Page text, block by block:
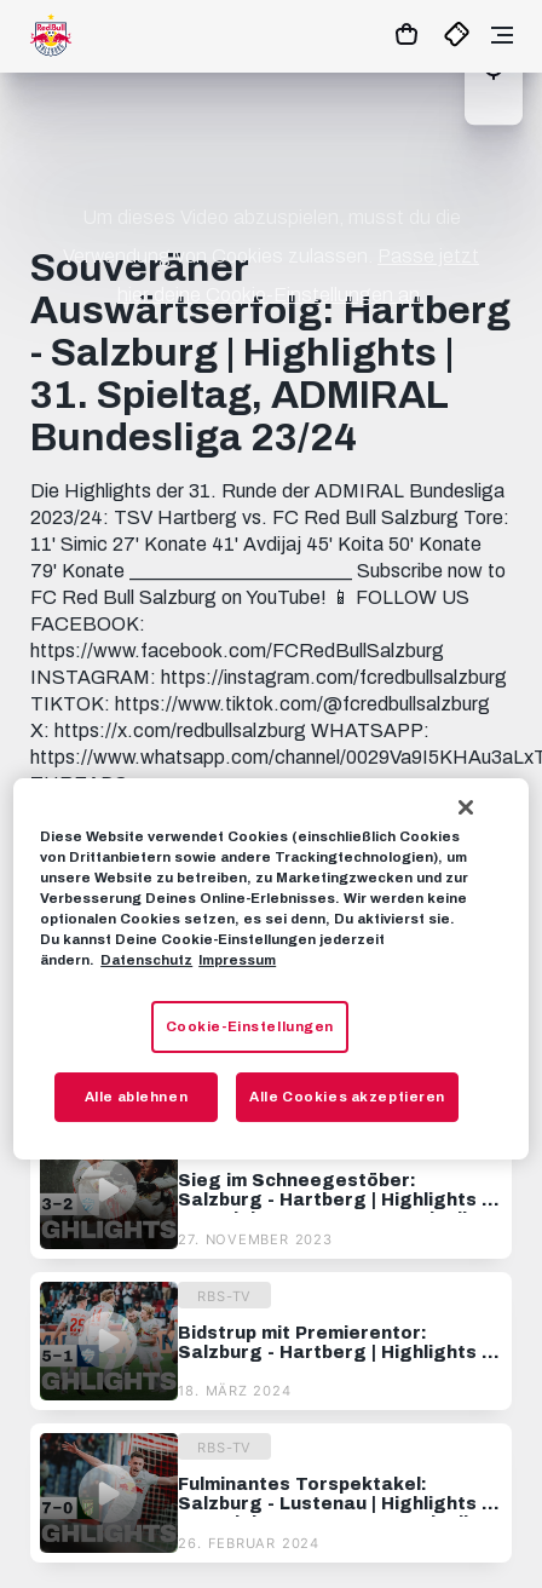
MATCHCENTER
Verwendung von Cookies zulassen.
hier deine Cookie-Einstellungen an.
Souveräner
Auswärtserfolg: Hartberg
- Salzburg | Highlights |
31. Spieltag, ADMIRAL
Bundesliga 23/24
Die Highlights der 31. Runde der ADMIRAL Bundesliga
2023/24: TSV Hartberg vs. FC Red Bull Salzburg Tore:
11' Simic 27' Konate 41' Avdijaj 45' Koita 50' Konate
79' Konate _______________________ Subscribe now to
FC Red Bull Salzburg on YouTube! 📱 FOLLOW US
FACEBOOK:
https://www.facebook.com/FCRedBullSalzburg
INSTAGRAM: https://instagram.com/fcredbullsalzburg
TIKTOK: https://www.tiktok.com/@fcredbullsalzburg
X: https://x.com/redbullsalzburg WHATSAPP:
https://www.whatsapp.com/channel/
THREADS:
https://www.threads.net/@fcredbullsalzburg 🎟️ GET
YOUR TICKET: https://www.redbullsalzburg.at/tickets
🎒 FANSHOP: https://www.redbullshop.com/de-int/rb-
salzburg/
RBS-TV 13. MAI 2024
Dieses Video teilen:
Tweet
Sieg im Schneegestöber:
Salzburg - Hartberg | Highlights |
15. Spieltag, ADMIRAL Bundesliga
23/24
27. NOVEMBER 2023
RBS-TV
Bidstrup mit Premierentor:
Salzburg - Hartberg | Highlights |
23/24
18. MÄRZ 2024
RBS-TV
Fulminantes Torspektakel:
Salzburg - Lustenau | Highlights |
20. Spieltag, ADMIRAL Bundesliga
23/24
26. FEBRUAR 2024
Diese Website verwendet Cookies (einschließlich Cookies
von Drittanbietern sowie andere Trackingtechnologien), um
unsere Website zu betreiben, zu Marketingzwecken und zur
Verbesserung Deines Online-Erlebnisses. Wir werden keine
optionalen Cookies setzen, es sei denn, Du aktivierst sie.
Du kannst Deine Cookie-Einstellungen jederzeit
ändern. Datenschutz Impressum
Cookie-Einstellungen
Alle ablehnen Alle Cookies akzeptieren